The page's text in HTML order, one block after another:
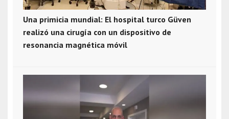
Una primicia mundial: El hospital turco Güven
realizó una cirugía con un dispositivo de
resonancia magnética móvil